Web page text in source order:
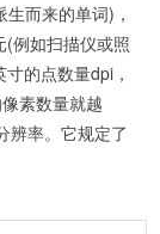
生而来的单词)，
(例如扫描仪或照
的点数量dpi，
素数量就越
辨率。它规定了